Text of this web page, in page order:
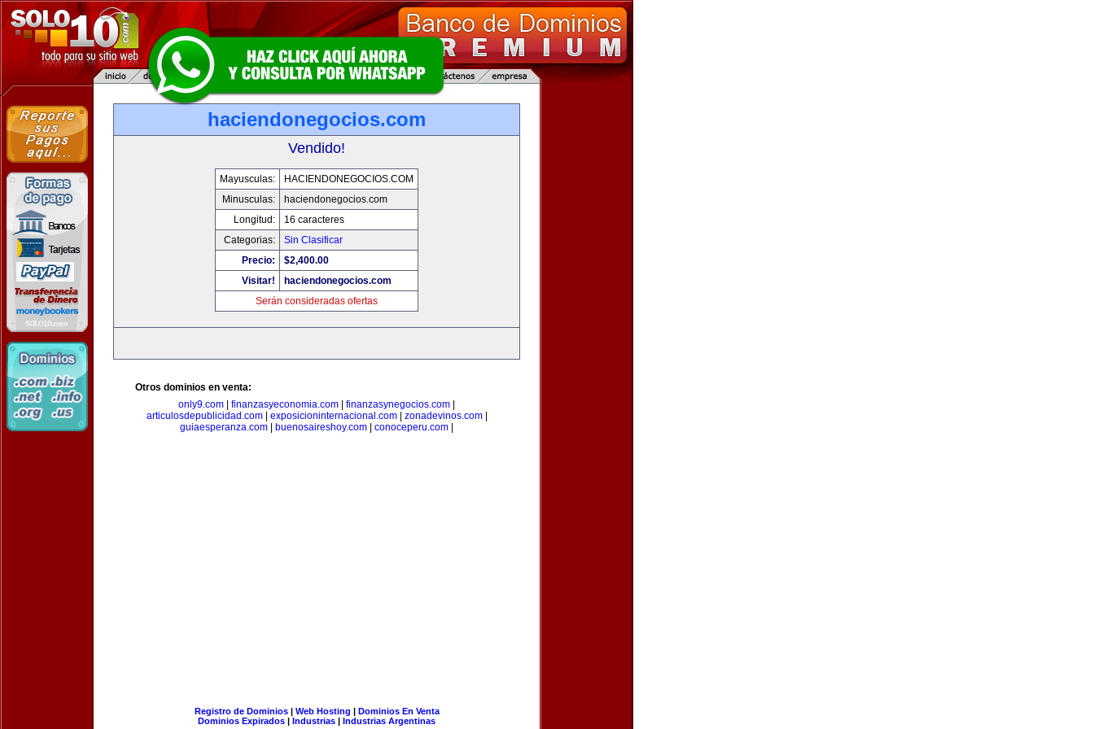
haciendonegocios.com
Vendido!
Mayusculas:
HACIENDONEGOCIOS.COM
Minusculas:
haciendonegocios.com
Longitud:
16 caracteres
Categorias:
Sin Clasificar
Precio:
$2,400.00
Visitar!
haciendonegocios.com
Serán consideradas ofertas
Otros dominios en venta:
only9.com
finanzasyeconomia.com finanzasynegocios.com
articulosdepublicidad.com| exposicioninternacional.com| zonadevinos.com|
guiaesperanza.com
buenosaireshoy.com conoceperu.com
Registro de Dominios| Web Hosting | Dominios En Venta
Dominios Expirados | Industrias | Industrias Argentinas